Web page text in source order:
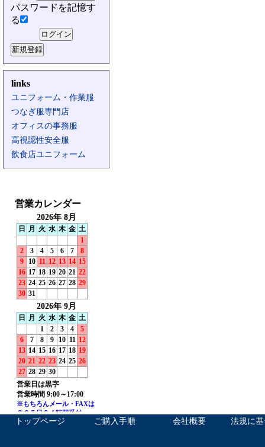
パスワードを記憶す
る
links
ユニフォーム・作業服
つなぎ服専門店
オフィスの事務服
高視認性安全服
飲食店ユニフォーム
トップページ ご購入手順 会社概要 法規に